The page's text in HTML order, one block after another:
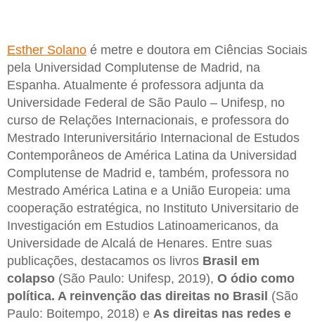
Esther Solano é metre e doutora em Ciências Sociais
pela Universidad Complutense de Madrid, na
Espanha. Atualmente é professora adjunta da
Universidade Federal de São Paulo – Unifesp, no
curso de Relações Internacionais, e professora do
Mestrado Interuniversitário Internacional de Estudos
Contemporâneos de América Latina da Universidad
Complutense de Madrid e, também, professora no
Mestrado América Latina e a União Europeia: uma
cooperação estratégica, no Instituto Universitario de
Investigación em Estudios Latinoamericanos, da
Universidade de Alcalá de Henares. Entre suas
publicações, destacamos os livros Brasil em
colapso (São Paulo: Unifesp, 2019), O ódio como
política. A reinvenção das direitas no Brasil (São
Paulo: Boitempo, 2018) e As direitas nas redes e